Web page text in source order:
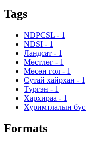
Tags
NDPCSL - 1
NDSI - 1
Ландсат - 1
Мөстлөг - 1
Мөсөн гол - 1
Сутай хайрхан - 1
Түргэн - 1
Хархираа - 1
Хуримтлалын бүс
Formats